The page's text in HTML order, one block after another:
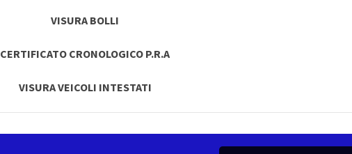
VISURA BOLLI
CERTIFICATO CRONOLOGICO P.R.A
VISURA VEICOLI INTESTATI